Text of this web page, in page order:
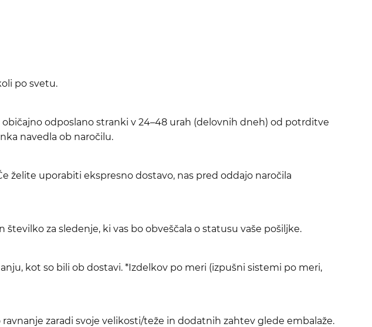
po svetu.
odposlano stranki v 24–48 urah (delovnih dneh) od potrditve
navedla ob naročilu.
želite uporabiti ekspresno dostavo, nas pred oddajo naročila
za sledenje, ki vas bo obveščala o statusu vaše pošiljke.
kot so bili ob dostavi. *Izdelkov po meri (izpušni sistemi po meri,
zaradi svoje velikosti/teže in dodatnih zahtev glede embalaže.